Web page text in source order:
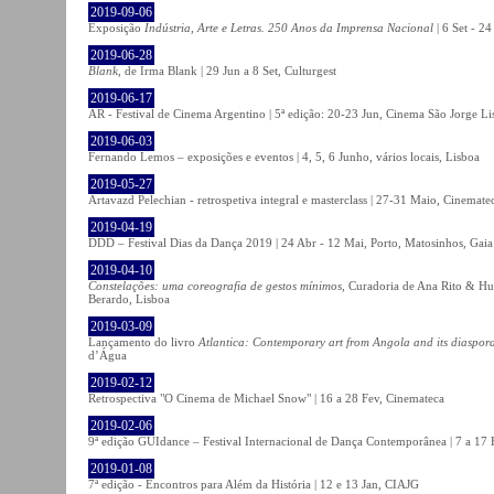
2019-09-06
Exposição Indústria, Arte e Letras. 250 Anos da Imprensa Nacional | 6 Set -
2019-06-28
Blank , de Irma Blank | 29 Jun a 8 Set, Culturgest
2019-06-17
AR - Festival de Cinema Argentino | 5ª edição: 20-23 Jun, Cinema São Jorge
2019-06-03
Fernando Lemos – exposições e eventos | 4, 5, 6 Junho, vários locais, Lisboa
2019-05-27
Artavazd Pelechian - retrospetiva integral e masterclass | 27-31 Maio,
2019-04-19
DDD – Festival Dias da Dança 2019 | 24 Abr - 12 Mai, Porto, Matosinhos, Gaia
2019-04-10
Constelações: uma coreografia de gestos mínimos , Curadoria de Ana Rito &
Berardo, Lisboa
2019-03-09
Lançamento do livro Atlantica: Contemporary art from Angola and its
d’Água
2019-02-12
Retrospectiva "O Cinema de Michael Snow" | 16 a 28 Fev, Cinemateca
2019-02-06
9ª edição GUIdance – Festival Internacional de Dança Contemporânea | 7 a 17
2019-01-08
7ª edição - Encontros para Além da História | 12 e 13 Jan, CIAJG